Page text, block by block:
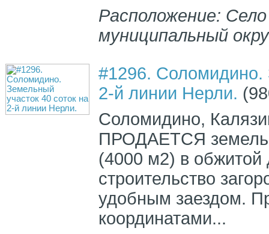
Расположение:
муниципальный
#1296. Соломидино.
2-й линии Нерли.
Соломидино,
ПРОДАЕТСЯ
(4000 м2) в обжитой
строительство
удобным заездом.
координатами...